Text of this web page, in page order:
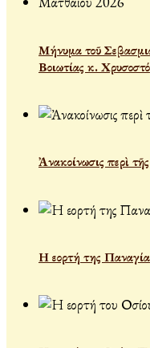
Μήνυμα τοῦ
Βοιωτίας κ.
Ἀνακοίνωσις περὶ
Η εορτή της